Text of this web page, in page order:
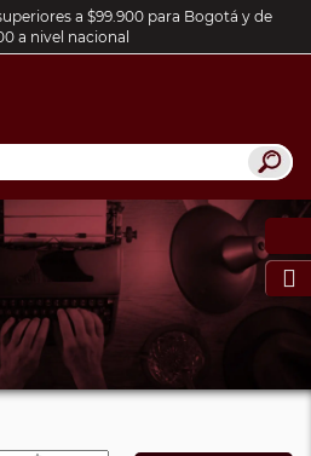
a $99.900 para Bogotá y de
a nivel nacional
